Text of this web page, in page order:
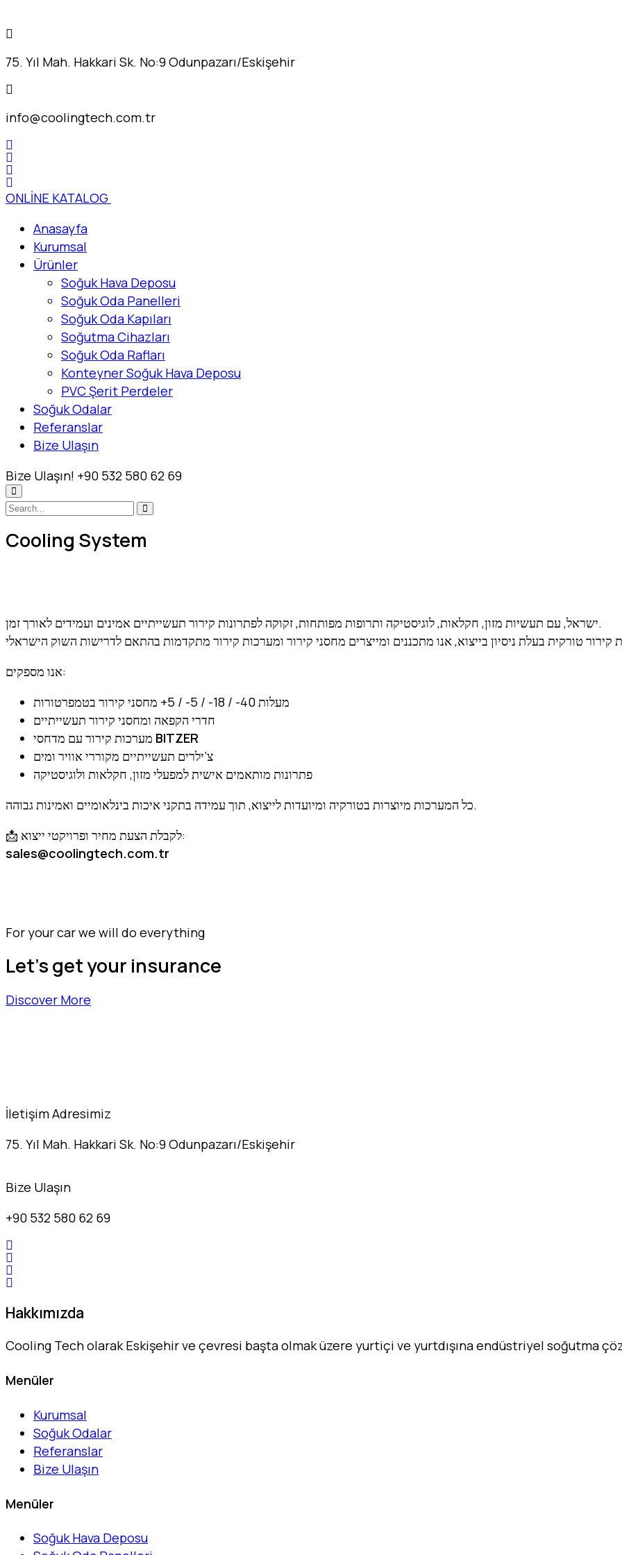
75. Yıl Mah. Hakkari Sk. No:9 Odunpazarı/Eskişehir
info@coolingtech.com.tr
ONLİNE KATALOG
Anasayfa
Kurumsal
Ürünler
Soğuk Hava Deposu
Soğuk Oda Panelleri
Soğuk Oda Kapıları
Soğutma Cihazları
Soğuk Oda Rafları
Konteyner Soğuk Hava Deposu
PVC Şerit Perdeler
Soğuk Odalar
Referanslar
Bize Ulaşın
Bize Ulaşın! +90 532 580 62 69
Cooling System
ישראל, עם תעשיות מזון, חקלאות, לוגיסטיקה ותרופות מפותחות, זקוקה לפתרונות קירור תעשייתיים אמינים ועמידים לאורך זמן.
אנו מספקים:
מחסני קירור בטמפרטורות ‎+5 / -5 / -18 / -40‎ מעלות
חדרי הקפאה ומחסני קירור תעשייתיים
BITZER
צ’ילרים תעשייתיים מקוררי אוויר ומים
פתרונות מותאמים אישית למפעלי מזון, חקלאות ולוגיסטיקה
כל המערכות מיוצרות בטורקיה ומיועדות לייצוא, תוך עמידה בתקני איכות בינלאומיים ואמינות גבוהה.
📩 לקבלת הצעת מחיר ופרויקטי ייצוא:
sales@coolingtech.com.tr
For your car we will do everything
Let's get your insurance
Discover More
İletişim Adresimiz
75. Yıl Mah. Hakkari Sk. No:9 Odunpazarı/Eskişehir
Bize Ulaşın
+90 532 580 62 69
Hakkımızda
Cooling Tech olarak Eskişehir ve çevresi başta olmak üzere yurtiçi ve yurtdışına endüstriyel soğutma
Menüler
Kurumsal
Soğuk Odalar
Referanslar
Bize Ulaşın
Menüler
Soğuk Hava Deposu